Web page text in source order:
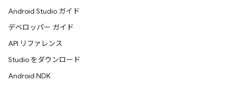
Android Studio ガイド
デベロッパー ガイド
API リファレンス
Studio をダウンロード
Android NDK